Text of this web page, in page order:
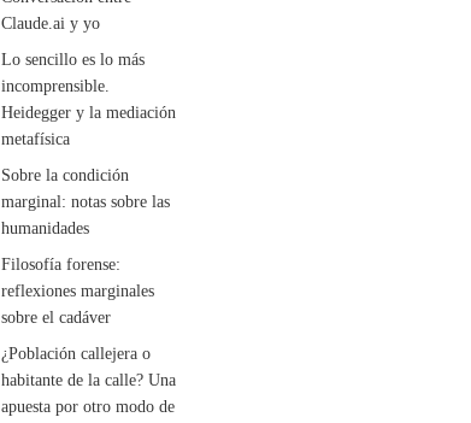
Claude.ai y yo
Lo sencillo es lo más
incomprensible.
Heidegger y la mediación
metafísica
Sobre la condición
marginal: notas sobre las
humanidades
Filosofía forense:
reflexiones marginales
sobre el cadáver
¿Población callejera o
habitante de la calle? Una
apuesta por otro modo de